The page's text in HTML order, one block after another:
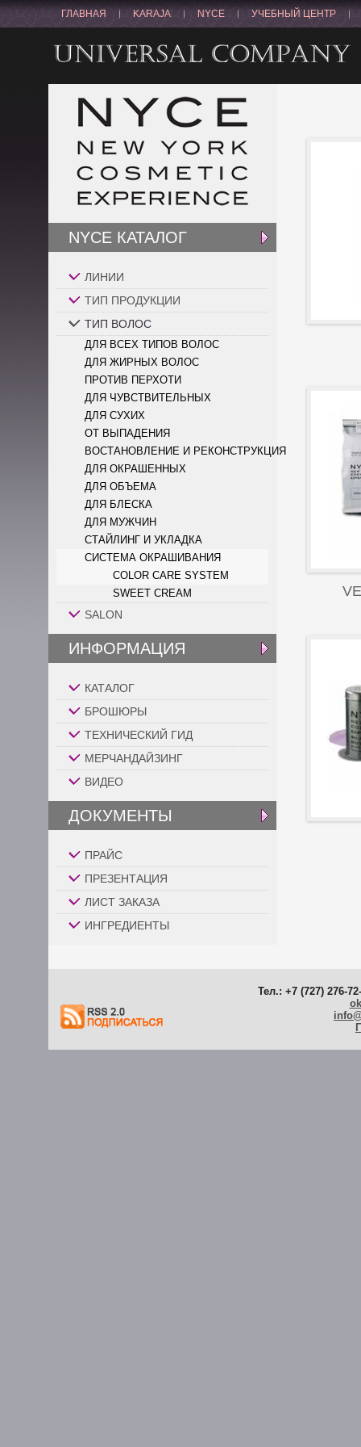
ГЛАВНАЯ KARAJA NYCE УЧЕБНЫЙ ЦЕНТР
NYCE КАТАЛОГ
ЛИНИИ
ТИП ПРОДУКЦИИ
ТИП ВОЛОС
ДЛЯ ВСЕХ ТИПОВ ВОЛОС
ДЛЯ ЖИРНЫХ ВОЛОС
ПРОТИВ ПЕРХОТИ
ДЛЯ ЧУВСТВИТЕЛЬНЫХ
ДЛЯ СУХИХ
ОТ ВЫПАДЕНИЯ
ВОСТАНОВЛЕНИЕ И РЕКОНСТРУКЦИЯ
ДЛЯ ОКРАШЕННЫХ
ДЛЯ ОБЪЕМА
ДЛЯ БЛЕСКА
ДЛЯ МУЖЧИН
СТАЙЛИНГ И УКЛАДКА
СИСТЕМА ОКРАШИВАНИЯ
COLOR CARE SYSTEM
SWEET CREAM
SALON
ИНФОРМАЦИЯ
КАТАЛОГ
БРОШЮРЫ
ТЕХНИЧЕСКИЙ ГИД
МЕРЧАНДАЙЗИНГ
ВИДЕО
ДОКУМЕНТЫ
ПРАЙС
ПРЕЗЕНТАЦИЯ
ЛИСТ ЗАКАЗА
ИНГРЕДИЕНТЫ
Тел.: +7 (727) 276-